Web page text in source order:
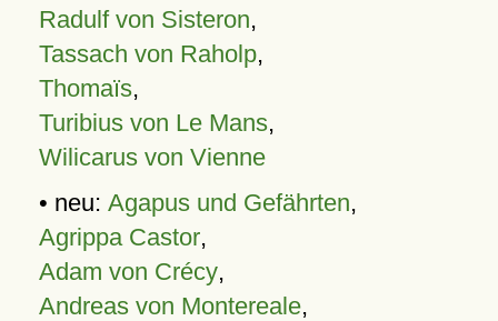
Radulf von Sisteron,
Tassach von Raholp,
Thomaïs,
Turibius von Le Mans,
Wilicarus von Vienne
• neu: Agapus und Gefährten,
Agrippa Castor,
Adam von Crécy,
Andreas von Montereale,